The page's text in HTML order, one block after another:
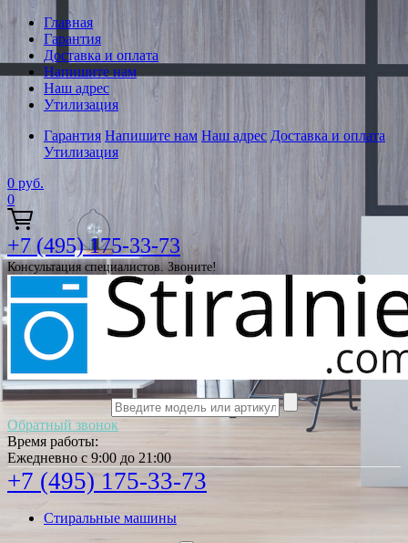
Главная
Гарантия
Доставка и оплата
Напишите нам
Наш адрес
Утилизация
Гарантия Напишите нам Наш адрес Доставка и оплата
Утилизация
0 руб.
0
+7 (495) 175-33-73
Консультация специалистов. Звоните!
Обратный звонок
Время работы:
Ежедневно с 9:00 до 21:00
+7 (495) 175-33-73
Стиральные машины